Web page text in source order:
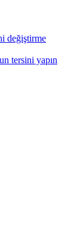
değiştirme
tersini yapın